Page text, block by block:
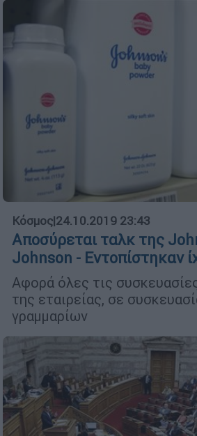
Κόσμος|24.10.2019 23:43
Αποσύρεται ταλκ της
Johnson - Εντοπίστηκαν
Αφορά όλες τις
της εταιρείας, σε
γραμμαρίων